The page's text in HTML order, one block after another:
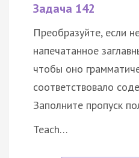
Задача 142
Преобразуйте, если
напечатанное
чтобы оно
соответствовало
Заполните пропуск
Teach…